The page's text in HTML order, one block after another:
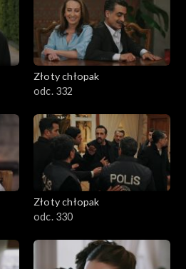
Złoty chłopak
odc. 332
Złoty chłopak
odc. 330